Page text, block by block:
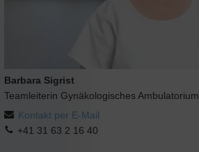
Barbara Sigrist
Teamleiterin Gynäkologisches Ambulatorium
Kontakt per E-Mail
+41 31 63 2 16 40